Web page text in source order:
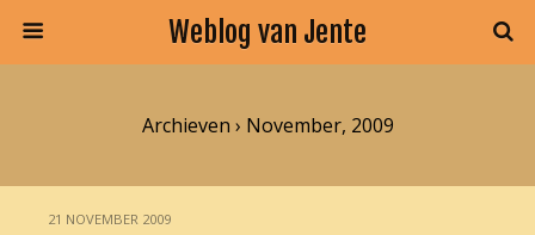
Weblog van Jente
Archieven › November, 2009
21 NOVEMBER 2009